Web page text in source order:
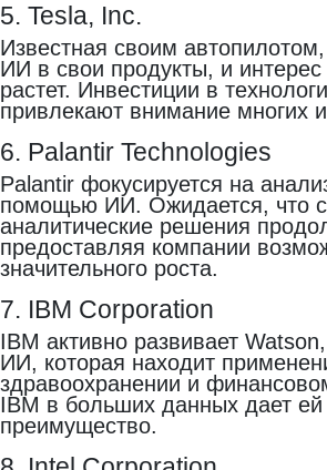
5. Tesla, Inc.
Известная своим
ИИ в свои продукты, и интерес
растет. Инвестиции в
привлекают внимание многих
6. Palantir Technologies
Palantir фокусируется на
помощью ИИ. Ожидается, что
аналитические решения
предоставляя компании
значительного роста.
7. IBM Corporation
IBM активно развивает
ИИ, которая находит
здравоохранении и
IBM в больших данных дает ей
преимущество.